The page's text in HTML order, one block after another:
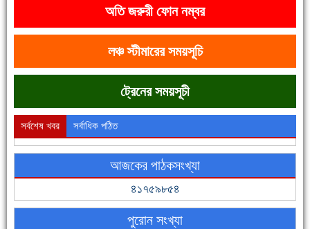
দেশে রাস্তাঘাটসহ অনেক কিছুই হয়েছে, বাড়েনি কর্মসংস্থান
ফরিদগঞ্জের ভূমিহীন ২০ পরিবার আজ নিজের পাকা ঘরে উঠছে
অতি জরুরী ফোন নম্বর
লঞ্চ স্টীমারের সময়সূচি
ট্রেনের সময়সূচী
সর্বশেষ খবর সর্বাধিক পঠিত
আজকের পাঠকসংখ্যা
৪১৭৫৯৮৫৪
পুরোন সংখ্যা